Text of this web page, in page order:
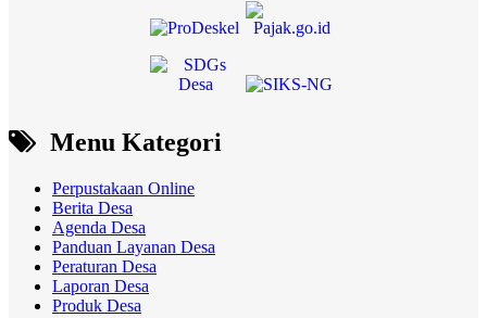
Menu Kategori
Perpustakaan Online
Berita Desa
Agenda Desa
Panduan Layanan Desa
Peraturan Desa
Laporan Desa
Produk Desa